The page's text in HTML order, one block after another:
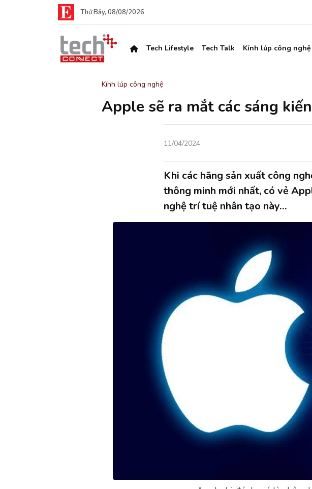
Thứ Bảy, 08/08/2026
Tech Lifestyle Tech Talk Kính lúp công nghệ
Kính lúp công nghệ
Apple sẽ ra mắt các sáng
11/04/2024
Khi các hãng sản xuất công
thông minh mới nhất, có vẻ
nghệ trí tuệ nhân tạo này…